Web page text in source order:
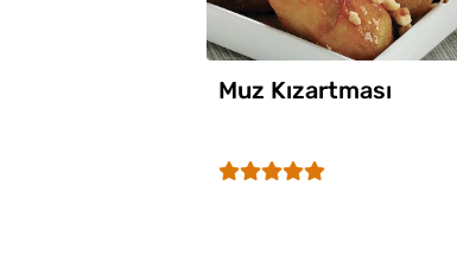
Muz Kızartması